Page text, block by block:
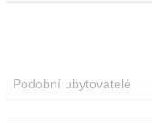
Podobní ubytovatelé